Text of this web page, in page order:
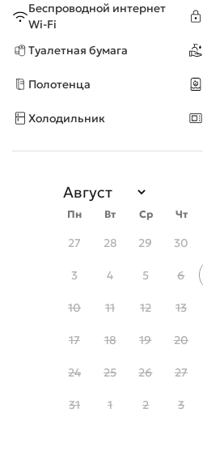
Беспроводной интернет
Wi-Fi
Туалетная бумага
Полотенца
Холодильник
Пн Вт Ср Чт
27 28 29 30
3 4 5 6
10 11 12 13
17 18 19 20
24 25 26 27
31 1 2 3